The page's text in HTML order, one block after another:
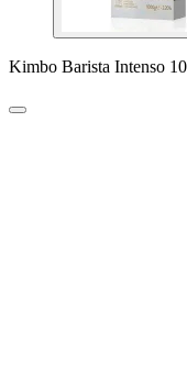
Kimbo Barista Intenso